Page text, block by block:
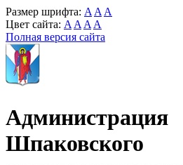
Размер шрифта: A A A
Цвет сайта: A A A A
Полная версия сайта
Администрация
Шпаковского